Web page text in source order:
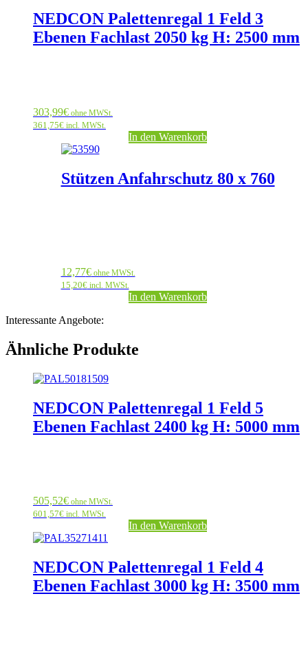
NEDCON Palettenregal 1 Feld 3
Ebenen Fachlast 2050 kg H: 2500 mm
303,99€ ohne MWSt.
361,75€ incl. MWSt.
In den Warenkorb
Stützen Anfahrschutz 80 x 760
12,77€ohne MWSt.
15,20€incl. MWSt.
In den Warenkorb
Interessante Angebote:
Ähnliche Produkte
NEDCON Palettenregal 1 Feld 5
Ebenen Fachlast 2400 kg H: 5000 mm
505,52€ ohne MWSt.
601,57€ incl. MWSt.
In den Warenkorb
NEDCON Palettenregal 1 Feld 4
Ebenen Fachlast 3000 kg H: 3500 mm